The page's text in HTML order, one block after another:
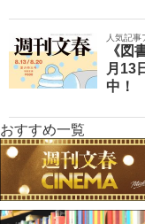
人気記事
《図
月13
中！
おすすめ一覧